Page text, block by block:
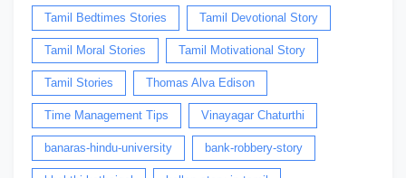
Tamil Bedtimes Stories Tamil Devotional Story
Tamil Moral Stories Tamil Motivational Story
Tamil Stories Thomas Alva Edison
Time Management Tips Vinayagar Chaturthi
banaras-hindu-university bank-robbery-story